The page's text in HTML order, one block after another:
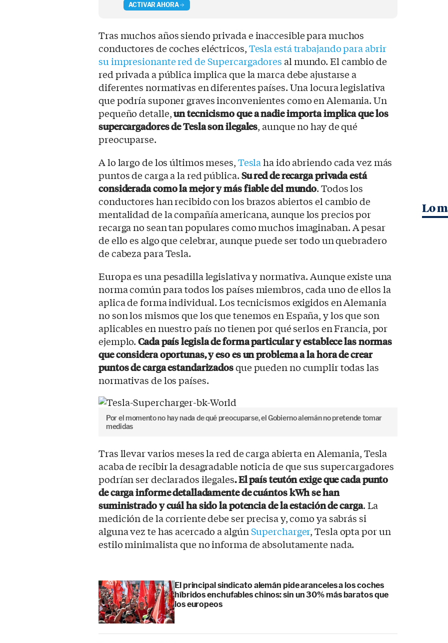
ACTIVAR AHORA
Tras muchos años siendo privada e inaccesible para muchos
conductores de coches eléctricos,Tesla está trabajando para abrir
su impresionante red de Supercargadores al mundo. El cambio de
red privada a pública implica que la marca debe ajustarse a
diferentes normativas en diferentes países. Una locura legislativa
que podría suponer graves inconvenientes como en Alemania. Un
pequeño detalle,un tecnicismo que a nadie importa implica que los
supercargadores de Tesla son ilegales, aunque no hay de qué
preocuparse.
A lo largo de los últimos meses,Teslaha ido abriendo cada vez más
puntos de carga a la red pública.Su red de recarga privada está
considerada como la mejor y más fiable del mundo. Todos los
conductores han recibido con los brazos abiertos el cambio de
mentalidad de la compañía americana, aunque los precios por
recarga no sean tan populares como muchos imaginaban. A pesar
de ello es algo que celebrar, aunque puede ser todo un quebradero
de cabeza para Tesla.
Europa es una pesadilla legislativa y normativa. Aunque existe una
norma común para todos los países miembros, cada uno de ellos la
aplica de forma individual. Los tecnicismos exigidos en Alemania
no son los mismos que los que tenemos en España, y los que son
aplicables en nuestro país no tienen por qué serlos en Francia, por
ejemplo.Cada país legisla de forma particular y establece las normas
que considera oportunas, y eso es un problema a la hora de crear
puntos de carga estandarizadosque pueden no cumplir todas las
normativas de los países.
Por el momento no hay nada de qué preocuparse, el Gobierno alemán no pretende tomar
medidas
Tras llevar varios meses la red de carga abierta en Alemania, Tesla
acaba de recibir la desagradable noticia de que sus supercargadores
podrían ser declarados ilegales. El país teutón exige que cada punto
de carga informe detalladamente de cuántos kWh se han
suministrado y cuál ha sido la potencia de la estación de carga. La
medición de la corriente debe ser precisa y, como ya sabrás si
alguna vez te has acercado a algúnSupercharger, Tesla opta por un
estilo minimalista que no informa de absolutamente nada.
El principal sindicato alemán pide aranceles a los coches
híbridos enchufables chinos: sin un 30% más baratos que
los europeos
Lo